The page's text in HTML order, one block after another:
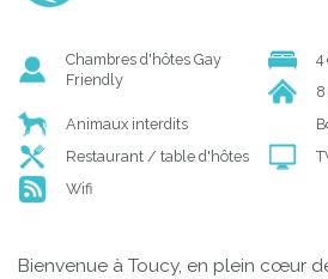
Chambres d'hôtes Gay
Friendly
4
Animaux interdits
Restaurant / table d'hôtes
Wifi
Bienvenue à Toucy, en plein cœur